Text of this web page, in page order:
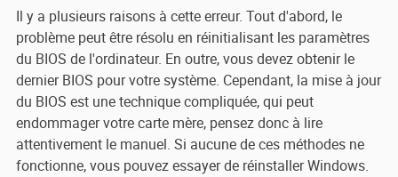
Il y a plusieurs raisons à cette erreur. Tout d'abord, le
problème peut être résolu en réinitialisant les paramètres
du BIOS de l'ordinateur. En outre, vous devez obtenir le
dernier BIOS pour votre système. Cependant, la mise à jour
du BIOS est une technique compliquée, qui peut
endommager votre carte mère, pensez donc à lire
attentivement le manuel. Si aucune de ces méthodes ne
fonctionne, vous pouvez essayer de réinstaller Windows.